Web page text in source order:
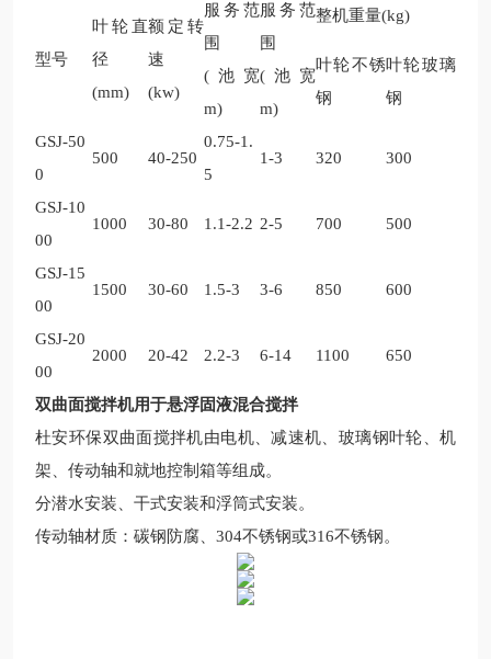
型号
叶轮直
径
(mm)
额定转
速
(kw)
服务范
围
( 池宽
m)
服务范
围
( 池宽
m)
整机重量(kg)
叶轮不锈
钢
叶轮玻璃
钢
GSJ-50
0
500 40-250
0.75-1.
5
1-3 320 300
GSJ-10
00
1000 30-80 1.1-2.2 2-5 700 500
GSJ-15
00
1500 30-60 1.5-3 3-6 850 600
GSJ-20
00
2000 20-42 2.2-3 6-14 1100 650
双曲面搅拌机用于悬浮固液混合搅拌
杜安环保双曲面搅拌机由电机、减速机、玻璃钢叶轮、机
架、传动轴和就地控制箱等组成。
分潜水安装、干式安装和浮筒式安装。
传动轴材质：碳钢防腐、 304不锈钢或316不锈钢。